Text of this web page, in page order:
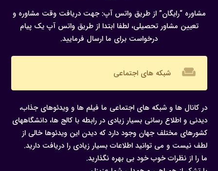
مشاوره “رایگان” از طریق واتس آپ: جهت دریافت وقت مشاوره و
تعیین مشاور تحصیلی، لطفا ابتدا از طریق واتس آپ یک پیام
درخواست برای ما ارسال فرمایید.
weekend شبکه های اجتماعی
در کانال ها و شبکه های اجتماعی ما فیلم ها و ویدئوهای جذاب،
دیدنی و اطلاع رسانی بسیار زیادی در رابطه با کالج ها، دانشگاههای
کشورهای مختلف جهان وجود دارد که دیدن این ویدئوها خالی از
لطف نیست و می توانید اطلاعات بسیار زیادی را دریافت دارید.
ما را از نظرات خوب خود بی بهره نگذارید.